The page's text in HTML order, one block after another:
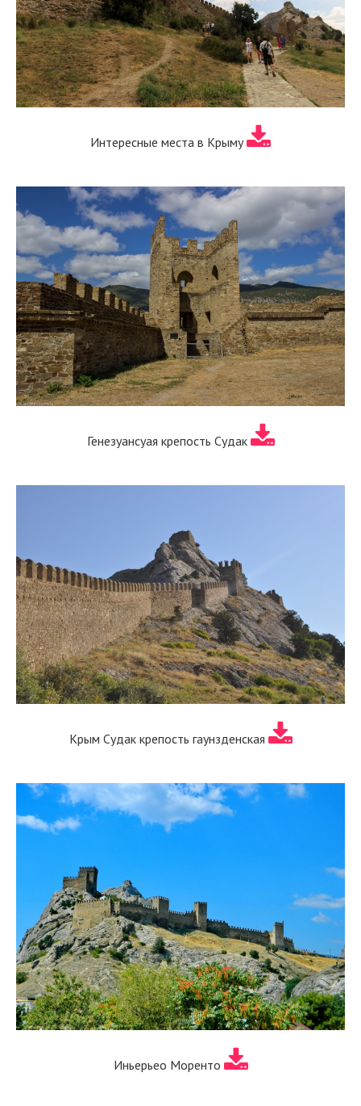
Интересные места в Крыму
Генезуансуая крепость Судак
Крым Судак крепость гаунзденская
Иньерьео Моренто